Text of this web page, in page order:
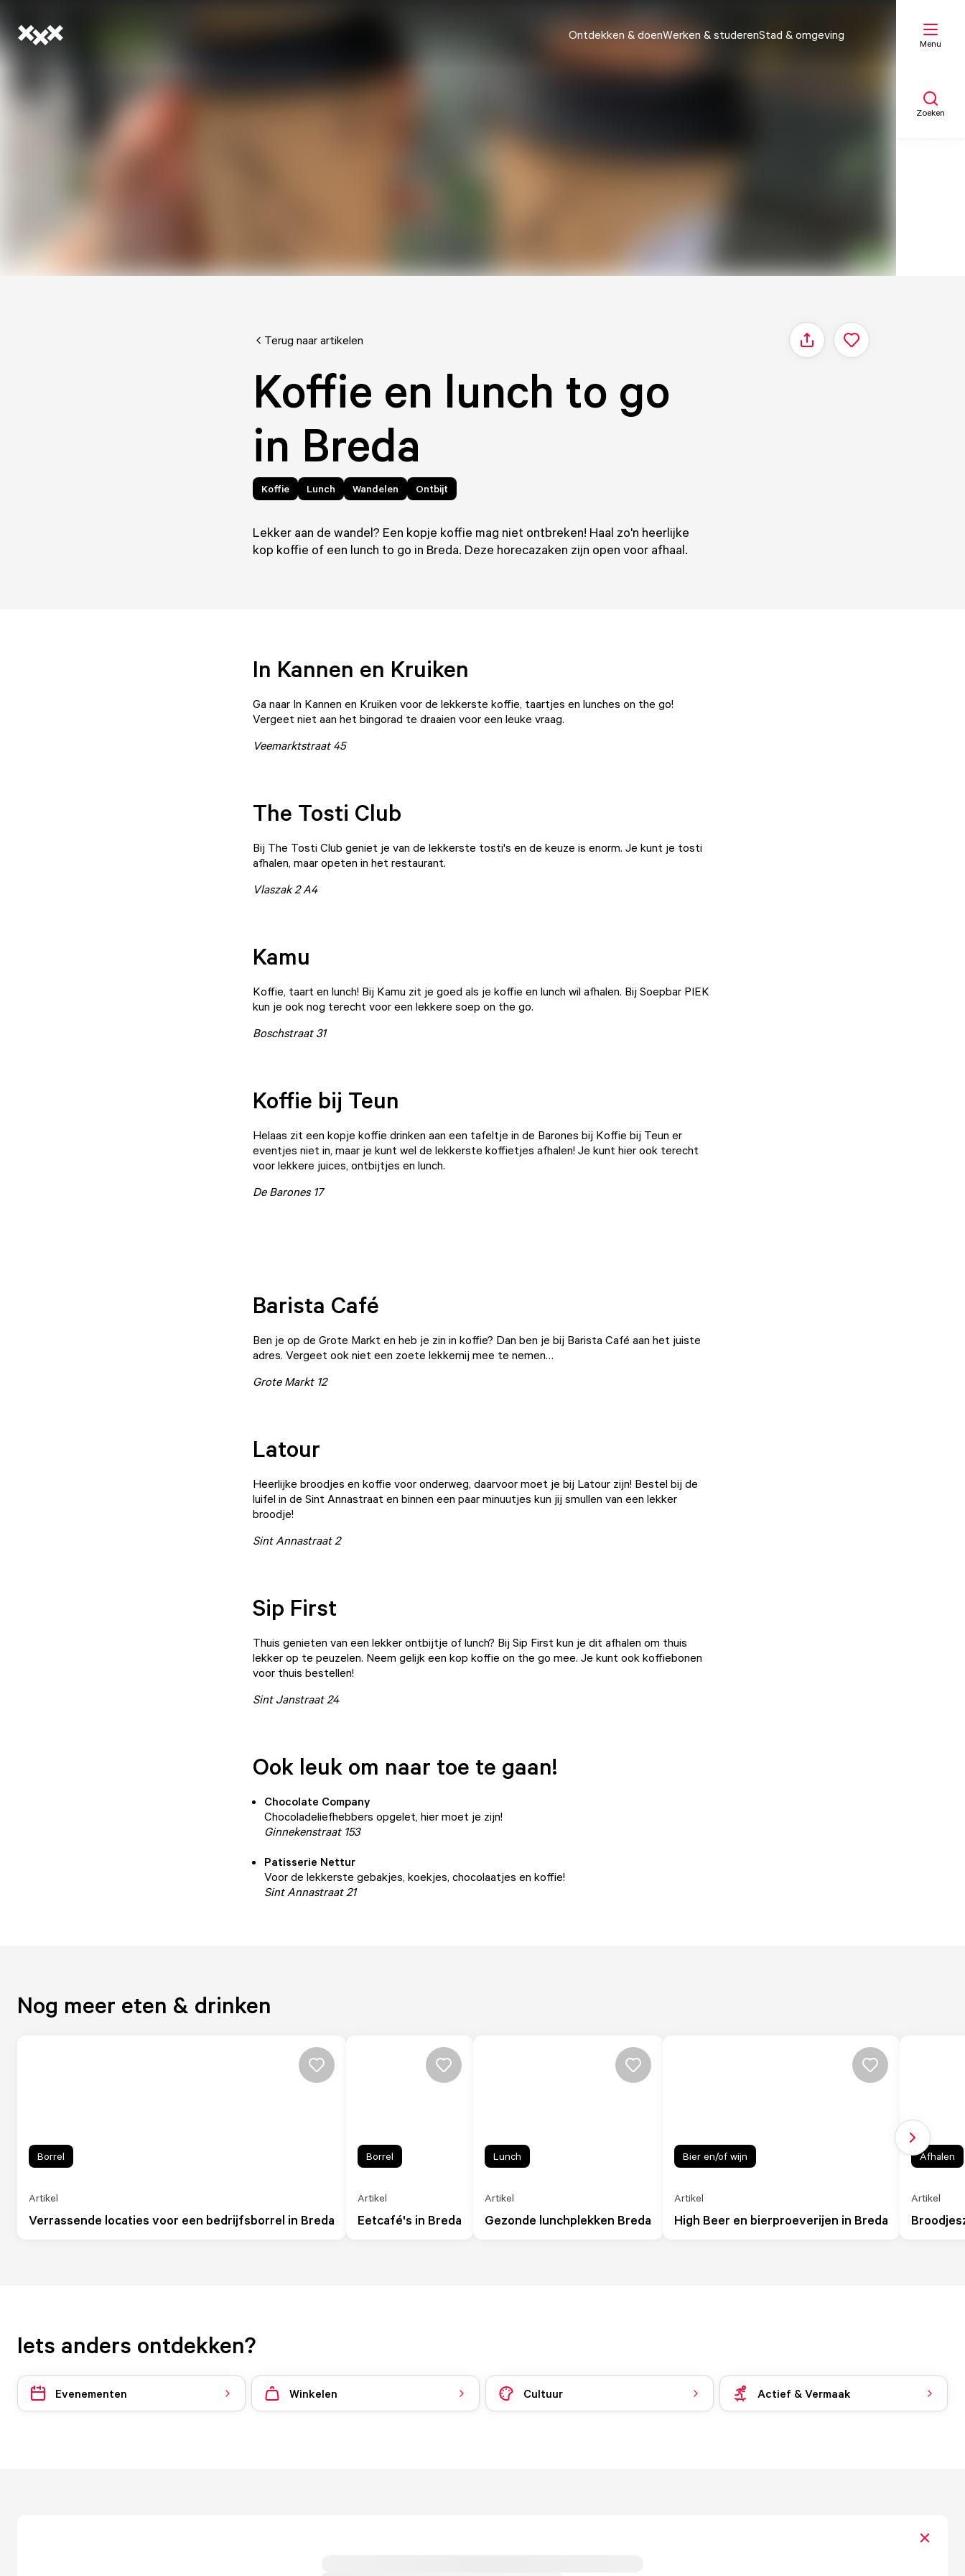
Ontdekken & doenWerken & studerenStad & omgeving
Menu
Zoeken
Terug naar artikelen Delen
Koffie en lunch to go
in Breda
Koffie Lunch Wandelen Ontbijt
Lekker aan de wandel? Een kopje koffie mag niet ontbreken! Haal zo'n heerlijke
kop koffie of een lunch to go in Breda. Deze horecazaken zijn open voor afhaal.
In Kannen en Kruiken
Ga naar In Kannen en Kruiken voor de lekkerste koffie, taartjes en lunches on the go!
Vergeet niet aan het bingorad te draaien voor een leuke vraag.
Veemarktstraat 45
The Tosti Club
Bij The Tosti Club geniet je van de lekkerste tosti's en de keuze is enorm. Je kunt je tosti
afhalen, maar opeten in het restaurant.
Vlaszak 2 A4
Kamu
Koffie, taart en lunch! Bij Kamu zit je goed als je koffie en lunch wil afhalen. Bij Soepbar PIEK
kun je ook nog terecht voor een lekkere soep on the go.
Boschstraat 31
Koffie bij Teun
Helaas zit een kopje koffie drinken aan een tafeltje in de Barones bij Koffie bij Teun er
eventjes niet in, maar je kunt wel de lekkerste koffietjes afhalen! Je kunt hier ook terecht
voor lekkere juices, ontbijtjes en lunch.
De Barones 17
Barista Café
Ben je op de Grote Markt en heb je zin in koffie? Dan ben je bij Barista Café aan het juiste
adres. Vergeet ook niet een zoete lekkernij mee te nemen…
Grote Markt 12
Latour
Heerlijke broodjes en koffie voor onderweg, daarvoor moet je bij Latourzijn! Bestel bij de
luifel in de Sint Annastraat en binnen een paar minuutjes kun jij smullen van een lekker
broodje!
Sint Annastraat 2
Sip First
Thuis genieten van een lekker ontbijtje of lunch? Bij Sip Firstkun je dit afhalen om thuis
lekker op te peuzelen. Neem gelijk een kop koffie on the go mee. Je kunt ook koffiebonen
voor thuis bestellen!
Sint Janstraat 24
Ook leuk om naar toe te gaan!
Chocolate Company
Chocoladeliefhebbers opgelet, hier moet je zijn!
Ginnekenstraat 153
Patisserie Nettur
Voor de lekkerste gebakjes, koekjes, chocolaatjes en koffie!
Sint Annastraat 21
Nog meer eten & drinken
Verrassende locaties voor een bedrijfsborrel in Breda
Artikel
Borrel
Eetcafé's in Breda
Artikel
Borrel
Gezonde lunchplekken Breda
Artikel
Lunch
High Beer en bierproeverijen in Breda
Artikel
Bier en/of wijn
Artikel
Afhalen
Volgende
Iets anders ontdekken?
Evenementen Winkelen Cultuur Actief & Vermaak